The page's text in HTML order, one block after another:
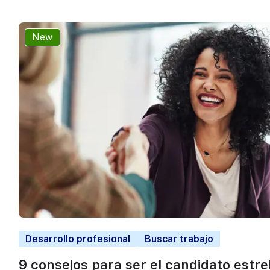
New
Desarrollo profesional Buscar trabajo
9 consejos para ser el candidato